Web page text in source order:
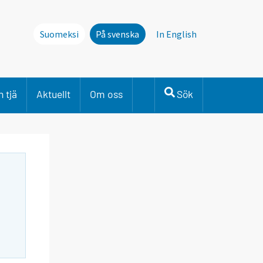
Suomeksi På svenska In English
tjä Aktuellt Om oss Sök